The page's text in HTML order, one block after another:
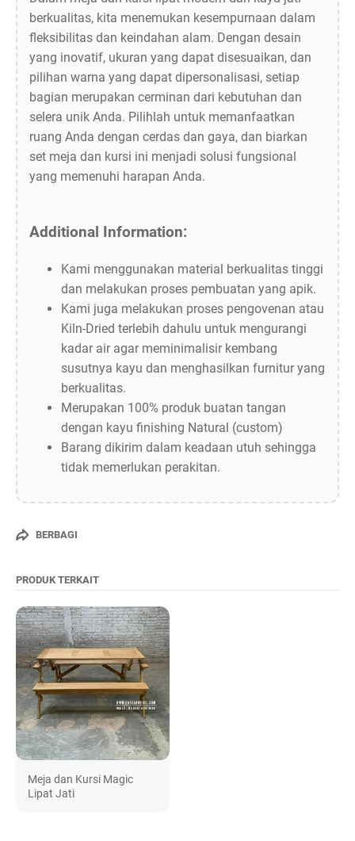
berkualitas, kita menemukan kesempurnaan dalam
fleksibilitas dan keindahan alam. Dengan desain
yang inovatif, ukuran yang dapat disesuaikan, dan
pilihan warna yang dapat dipersonalisasi, setiap
bagian merupakan cerminan dari kebutuhan dan
selera unik Anda. Pilihlah untuk memanfaatkan
ruang Anda dengan cerdas dan gaya, dan biarkan
set meja dan kursi ini menjadi solusi fungsional
yang memenuhi harapan Anda.
Additional Information:
Kami menggunakan material berkualitas tinggi
dan melakukan proses pembuatan yang apik.
Kami juga melakukan proses pengovenan atau
Kiln-Dried terlebih dahulu untuk mengurangi
kadar air agar meminimalisir kembang
susutnya kayu dan menghasilkan furnitur yang
berkualitas.
Merupakan 100% produk buatan tangan
dengan kayu finishing Natural (custom)
Barang dikirim dalam keadaan utuh sehingga
tidak memerlukan perakitan.
BERBAGI
PRODUK TERKAIT
Meja dan Kursi Magic
Lipat Jati